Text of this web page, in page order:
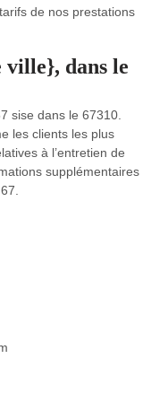
de nos prestations
dans le
sise dans le 67310.
les clients les plus
à l’entretien de
supplémentaires